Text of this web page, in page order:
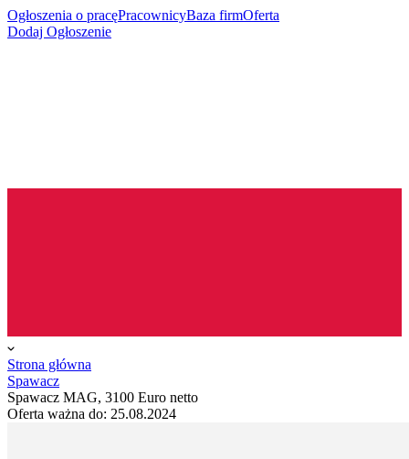
Ogłoszenia o pracęPracownicyBaza firmOferta
Dodaj Ogłoszenie
Strona główna
Spawacz
Spawacz MAG, 3100 Euro netto
Oferta ważna do: 25.08.2024